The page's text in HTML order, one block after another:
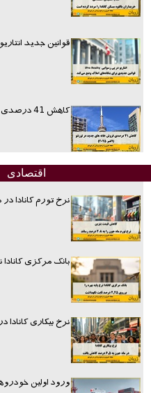
قوانین جدید
کاهش 41 درصدی فروش خانه در تورنتو
اقتصادی
نرخ تورم کانادا
بانک مرکزی
نرخ بیکاری کانادا در جون
ورود اولین